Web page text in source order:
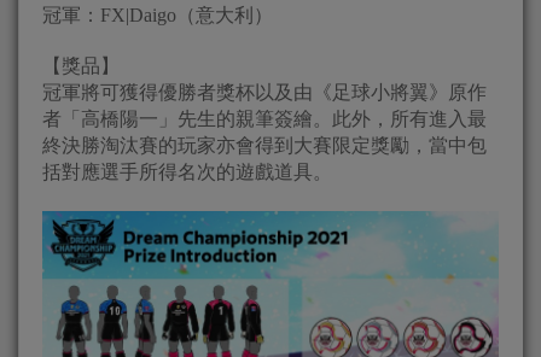
冠軍：FX|Daigo（意大利）
【獎品】
冠軍將可獲得優勝者獎杯以及由《足球小將翼》原作
者「高橋陽一」先生的親筆簽繪。此外，所有進入最
終決勝淘汰賽的玩家亦會得到大賽限定獎勵，當中包
括對應選手所得名次的遊戲道具。